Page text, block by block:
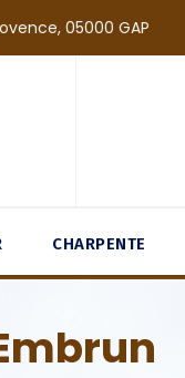
05000 GAP
CHARPENTE